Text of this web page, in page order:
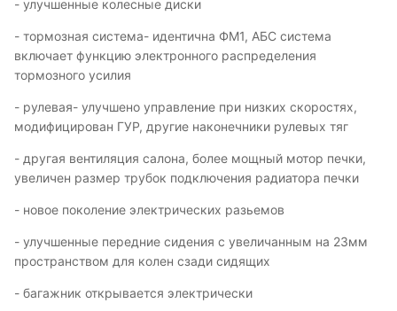
- улучшенные колесные диски
- тормозная система- идентична ФМ1, АБС система
включает функцию электронного распределения
тормозного усилия
- рулевая- улучшено управление при низких скоростях,
модифицирован ГУР, другие наконечники рулевых тяг
- другая вентиляция салона, более мощный мотор печки,
увеличен размер трубок подключения радиатора печки
- новое поколение электрических разьемов
- улучшенные передние сидения с увеличанным на 23мм
пространством для колен сзади сидящих
- багажник открывается электрически